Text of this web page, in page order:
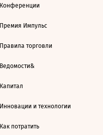
Конференции
Премия Импульс
Правила торговли
Ведомости&
Капитал
Инновации и технологии
Как потратить